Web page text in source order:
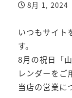
投稿日
8月 1, 2024
いつもサイト
す。
8月の祝日「
レンダーをご
当店の営業に